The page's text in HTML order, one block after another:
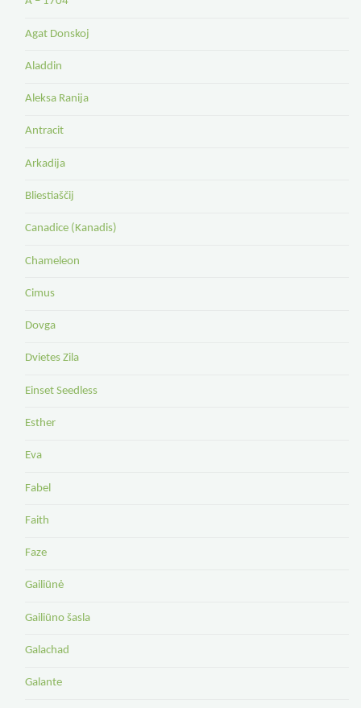
Agat Donskoj
Aladdin
Aleksa Ranija
Antracit
Arkadija
Bliestiaščij
Canadice (Kanadis)
Chameleon
Cimus
Dovga
Dvietes Zila
Einset Seedless
Esther
Eva
Fabel
Faith
Faze
Gailiūnė
Gailiūno šasla
Galachad
Galante